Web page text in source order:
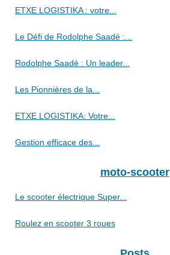
ETXE LOGISTIKA : votre...
Le Défi de Rodolphe Saadé :...
Rodolphe Saadé : Un leader...
Les Pionnières de la...
ETXE LOGISTIKA: Votre...
Gestion efficace des...
moto-scooter
Le scooter électrique Super...
Roulez en scooter 3 roues